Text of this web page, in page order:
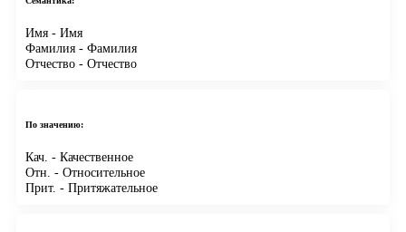
Имя - Имя
Фамилия - Фамилия
Отчество - Отчество
По значению:
Кач. - Качественное
Отн. - Относительное
Прит. - Притяжательное